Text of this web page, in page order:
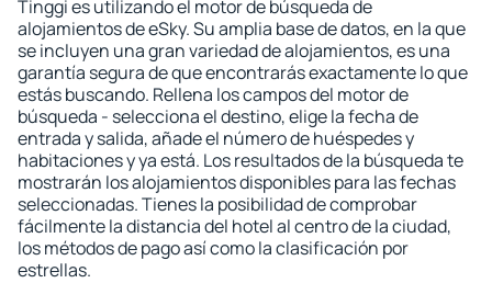
Tinggi es utilizando el motor de búsqueda de
alojamientos de eSky. Su amplia base de datos, en la que
se incluyen una gran variedad de alojamientos, es una
garantía segura de que encontrarás exactamente lo que
estás buscando. Rellena los campos del motor de
búsqueda - selecciona el destino, elige la fecha de
entrada y salida, añade el número de huéspedes y
habitaciones y ya está. Los resultados de la búsqueda te
mostrarán los alojamientos disponibles para las fechas
seleccionadas. Tienes la posibilidad de comprobar
fácilmente la distancia del hotel al centro de la ciudad,
los métodos de pago así como la clasificación por
estrellas.